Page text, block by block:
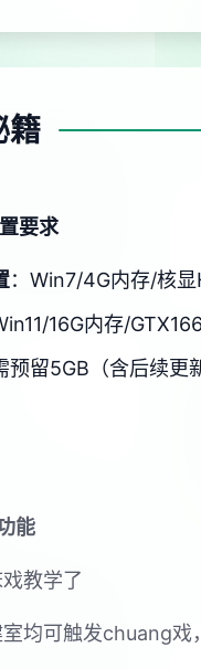
籍
要求
：Win7/4G内存/核
16G内存/
预留5GB（含后续更
能
教学了
均可触发chuang戏